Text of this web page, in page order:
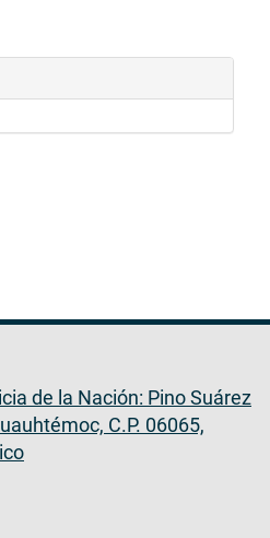
de la Nación: Pino Suárez
C.P. 06065,